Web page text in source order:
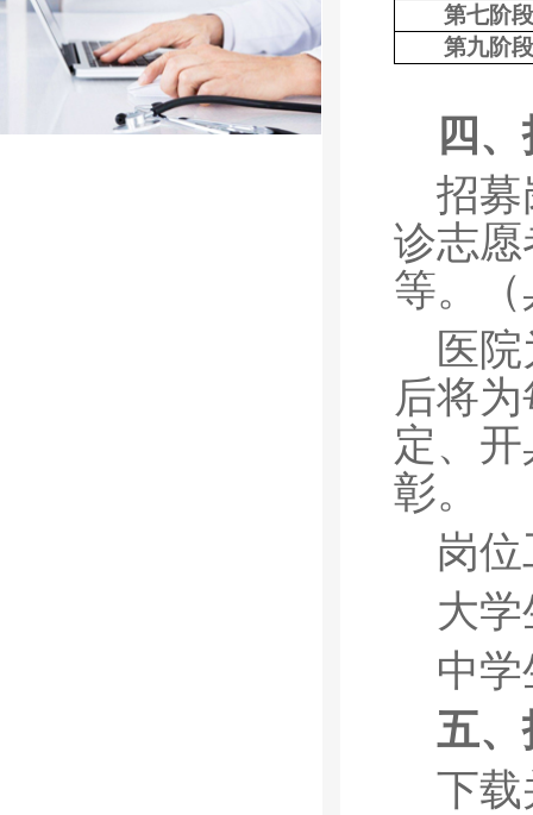
第七阶
第九阶
四
招募
诊志
等。
医
后将
定、
彰。
岗
大学
中
五、
下载